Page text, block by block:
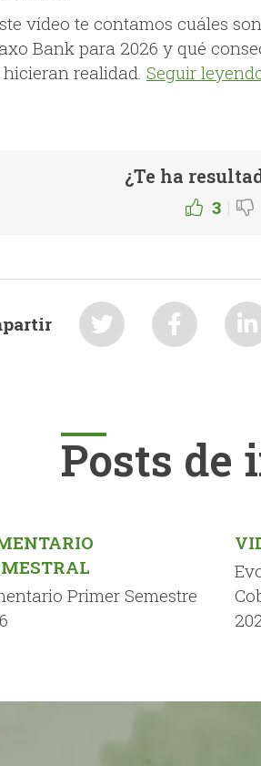
vídeo te contamos cuáles
Bank para 2026 y qué
hicieran realidad. Seguir
¿Te ha
3 |
Posts de
Primer Semestre